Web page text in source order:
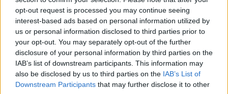
opt-out request is processed you may continue seeing
interest-based ads based on personal information utilized by
us or personal information disclosed to third parties prior to
your opt-out. You may separately opt-out of the further
disclosure of your personal information by third parties on the
IAB’s list of downstream participants. This information may
also be disclosed by us to third parties on the IAB’s List of
Downstream Participants that may further disclose it to other
AVG
7
Spin
08:00
AVG
7
Večer pesmi Đorđa Balaševića
20:00
Vsi dogodki →